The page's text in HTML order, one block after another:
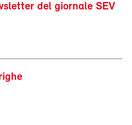
del giornale SEV